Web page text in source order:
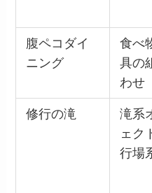
腹ペコダイ
ニング
食べ
具の
わせ
修行の滝
滝系
ェク
行場